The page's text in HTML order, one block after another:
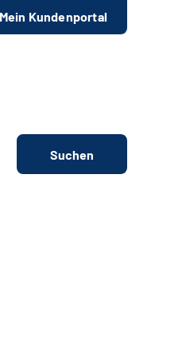
Mein Kundenportal
Suchen